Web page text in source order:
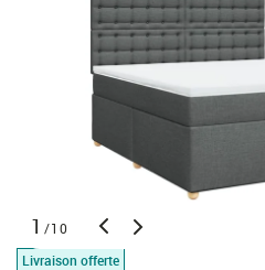
1 /10
Livraison offerte